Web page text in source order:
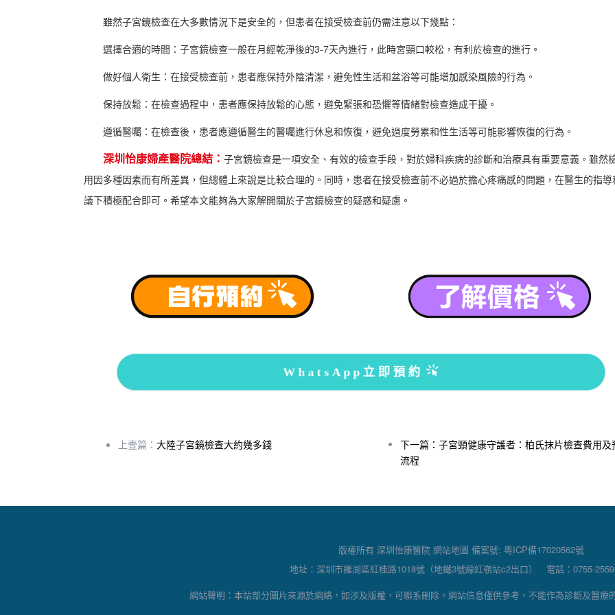
雖然子宮鏡檢查在大多數情況下是安全的，但患者在接受檢查前仍需注意以下幾點：
選擇合適的時間：子宮鏡檢查一般在月經乾淨後的3-7天內進行，此時宮頸口較松，有利於檢查的進行。
做好個人衛生：在接受檢查前，患者應保持外陰清潔，避免性生活和盆浴等可能增加感染風險的行為。
保持放鬆：在檢查過程中，患者應保持放鬆的心態，避免緊張和恐懼等情緒對檢查造成干擾。
遵循醫囑：在檢查後，患者應遵循醫生的醫囑進行休息和恢復，避免過度勞累和性生活等可能影響恢復的行為。
深圳怡康婦產醫院總結： 子宮鏡檢查是一項安全、有效的檢查手段，對於婦科疾病的診斷和治療具有重要意義。雖然
用因多種因素而有所差異，但總體上來說是比較合理的。同時，患者在接受檢查前不必過於擔心疼痛感的問題，在醫生的指導
議下積極配合即可。希望本文能夠為大家解開關於子宮鏡檢查的疑惑和疑慮。
WhatsApp立即預約
上壹篇： 大陸子宮鏡檢查大約幾多錢
下一篇：子宮頸健康守護者：柏氏抹片檢查費用及
流程
版權所有 深圳怡康醫院 網站地圖 備案號: 粵ICP備17020562號
地址：深圳市羅湖區紅桂路1018號（地鐵3號線紅嶺站c2出口） 電話：0755-
網站聲明：本站部分圖片來源於網絡，如涉及版權，可聯系刪除。網站信息僅供參考，不能作為診斷及醫療